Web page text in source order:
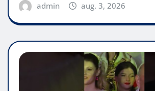
admin aug. 3, 2026